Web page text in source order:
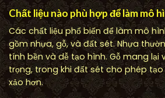
Chất liệu nào phù hợp để làm mô
Các chất liệu phổ biến để làm mô
gồm nhựa, gỗ, và đất sét. Nhựa
tính bền và dễ tạo hình. Gỗ mang lại
trọng, trong khi đất sét cho phép
xảo hơn.